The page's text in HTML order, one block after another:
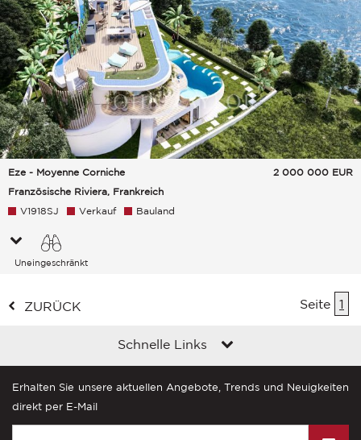
Eze - Moyenne Corniche
Französische Riviera, Frankreich
2 000 000 EUR
V1918SJ Verkauf Bauland
Uneingeschränkt
ZURÜCK Seite 1
Schnelle Links
Erhalten Sie unsere aktuellen Angebote, Trends und Neuigkeiten
direkt per E-Mail